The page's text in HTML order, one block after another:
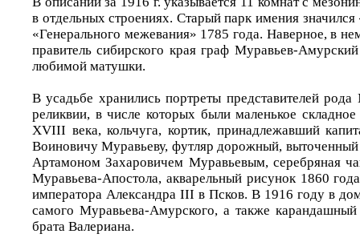
в отдельных строениях. Старый парк имения
«Генерального межевания» 1785 года. Наверное, в
правитель сибирского края граф Муравьев-
любимой матушки.
В усадьбе хранились портреты представителей
реликвии, в числе которых были маленькое
XVIII века, кольчуга, кортик, принадлежавший
Воиновичу Муравьеву, футляр дорожный, выточенный
Артамоном Захаровичем Муравьевым, серебряная
Муравьева-Апостола, акварельный рисунок 1860
императора Александра III в Псков. В 1916 году в
самого Муравьева-Амурского, а также
брата Валериана.